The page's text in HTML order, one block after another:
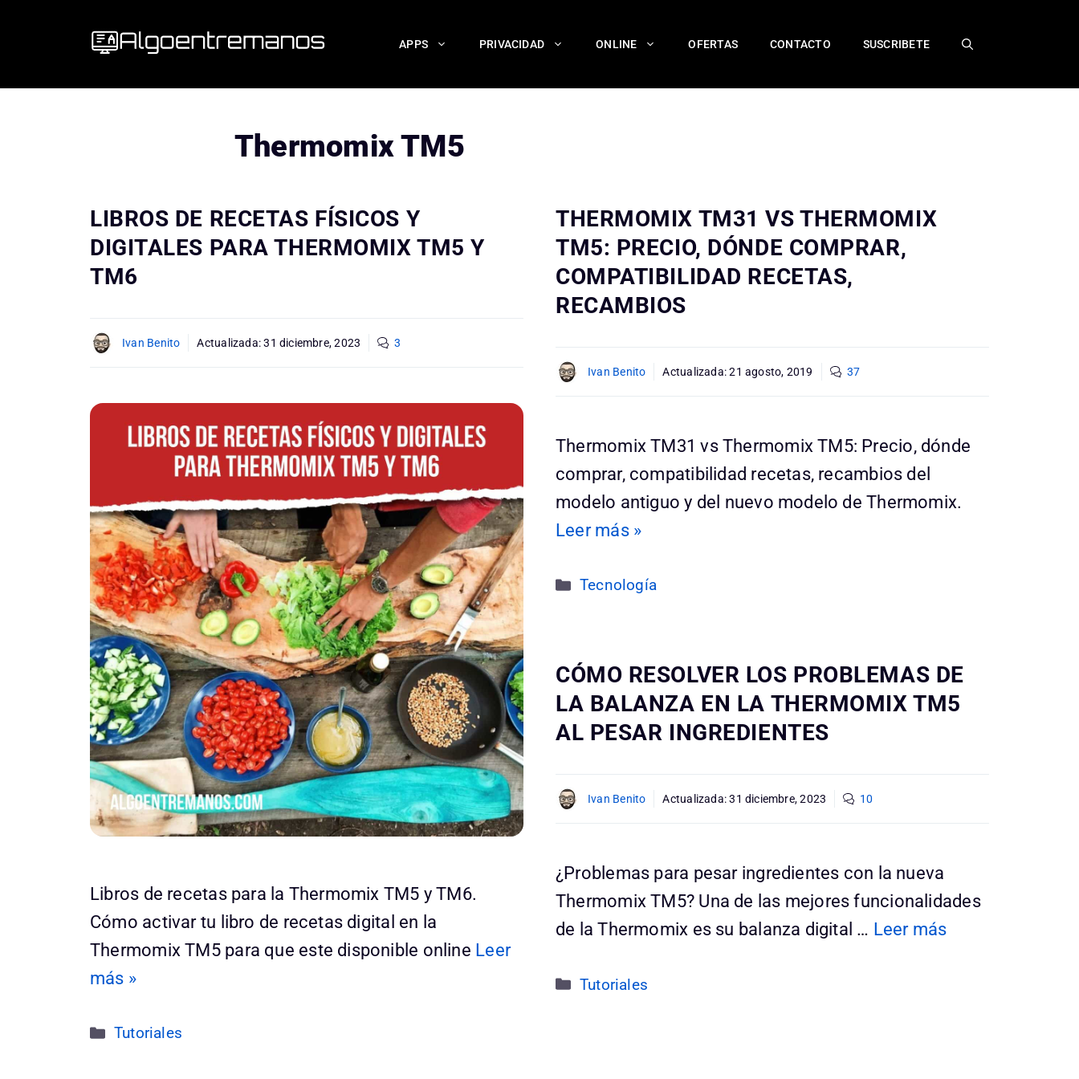
APPS PRIVACIDAD ONLINE OFERTAS CONTACTO SUSCRIBETE
Thermomix TM5
LIBROS DE RECETAS FÍSICOS Y
DIGITALES PARA THERMOMIX TM5 Y
TM6
Ivan Benito Actualizada:31 diciembre, 2023 3
Libros de recetas para la Thermomix TM5 y TM6.
Cómo activar tu libro de recetas digital en la
Thermomix TM5 para que este disponible online Leer
más »
Categorías
Tutoriales
THERMOMIX TM31 VS THERMOMIX
TM5: PRECIO, DÓNDE COMPRAR,
COMPATIBILIDAD RECETAS,
RECAMBIOS
Ivan Benito Actualizada:21 agosto, 2019 37
Thermomix TM31 vs Thermomix TM5: Precio, dónde
comprar, compatibilidad recetas, recambios del
modelo antiguo y del nuevo modelo de Thermomix.
Leer más »
Categorías
Tecnología
CÓMO RESOLVER LOS PROBLEMAS DE
LA BALANZA EN LA THERMOMIX TM5
AL PESAR INGREDIENTES
Ivan Benito Actualizada:31 diciembre, 2023 10
¿Problemas para pesar ingredientes con la nueva
Thermomix TM5? Una de las mejores funcionalidades
de la Thermomix es su balanza digital … Leer más
Categorías
Tutoriales